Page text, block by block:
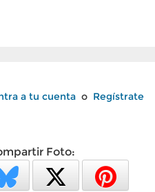
a tu cuenta o Regístrate
Foto: